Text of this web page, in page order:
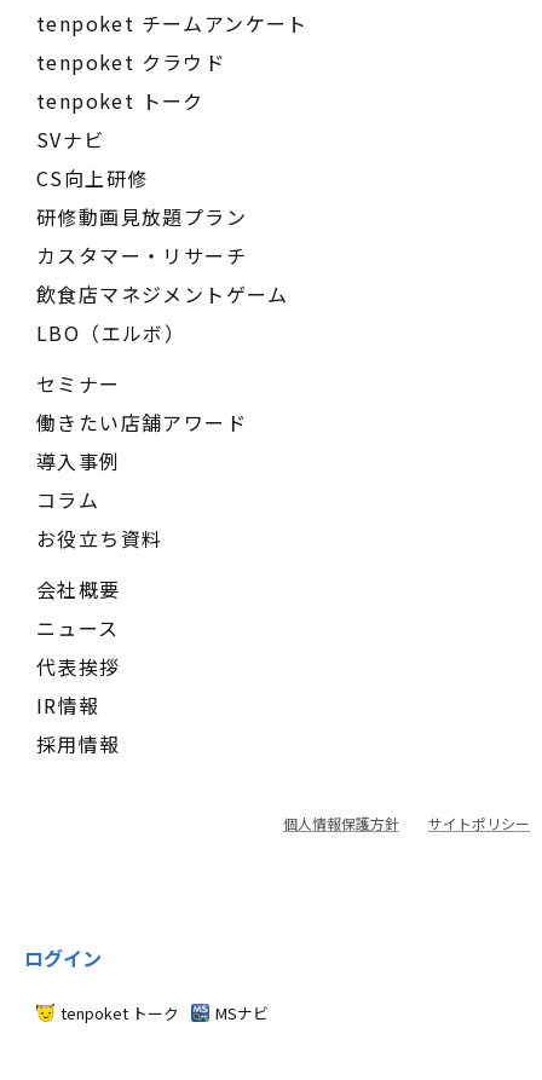
tenpoket チームアンケート
tenpoket クラウド
tenpoket トーク
SVナビ
CS向上研修
研修動画見放題プラン
カスタマー・リサーチ
飲食店マネジメントゲーム
LBO（エルボ）
セミナー
働きたい店舗アワード
導入事例
コラム
お役立ち資料
会社概要
ニュース
代表挨拶
IR情報
採用情報
個人情報保護方針 サイトポリシー
ログイン
tenpoket トーク MSナビ